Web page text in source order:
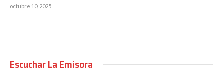
octubre 10, 2025
Escuchar La Emisora